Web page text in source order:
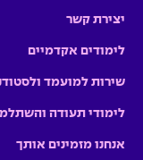
יצירת קשר
לימודים אקדמיים
שירות למועמד
לימודי תעודה
אנחנו מזמינים אותך